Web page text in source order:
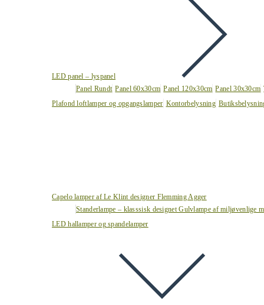
LED panel – lyspanel
Panel Rundt Panel 60x30cm Panel 120x30cm Panel 30x30cm
Plafond loftlamper og opgangslamper Kontorbelysning
Capelo lamper af Le Klint designer Flemming Agger
Standerlampe – klasssisk designet Gulvlampe af miljøvenlige
LED hallamper og spandelamper